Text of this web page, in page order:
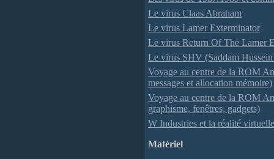
Le virus Claas Abraham
Le virus Lamer Exterminator
Le virus Return Of The Lamer
Le virus SHV (Saddam
Voyage au centre de la ROM
messages et allocation mémoire)
Voyage au centre de la ROM
graphisme, fenêtres, gadgets)
W Industries et la réalité
Matériel